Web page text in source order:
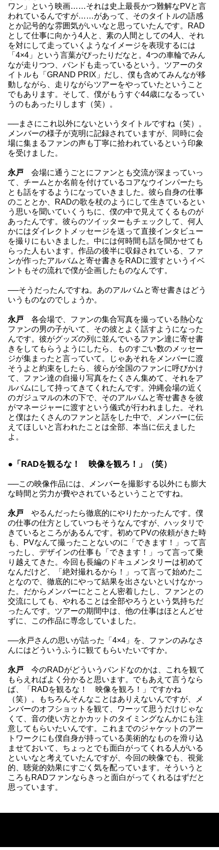
ワン」という映画……それは史上最長かつ難解なPVと言
われているんですが……があって、そのタイトルの語感
とか記号的な雰囲気がいいなと思っていたんです。RAD
として仕事に向かう4人と、素の人間としての4人、それ
を対にして走っていくようなイメージを表現するには
「4×4」という言葉がぴったりだなと。4つの車輪でみん
なが走りつつ、バンドも走っているという。ツアーのタ
イトルも「GRAND PRIX」だし、僕も含めてみんなが移
動しながら、走りながらツアーをやっていたということ
でもあります。そして、僕がもうすぐ44歳になるってい
うのもあったりします（笑）。
──まさにこれ以外にないというタイトルですね（笑）。
メンバーの様子が克明に記録されていますが、同時に会
場に集まるファンの声も丁寧に拾われているという印象
を受けました。
永戸 会場に通うごとにファンとも交流が深まっていっ
て、チームとか名前を付けているコアなウインパーたち
とも話をするようになっていきました。彼ら自身の仕事
のこととか、RADの歌を杖のようにして生きているとい
う思いを聞いていくうちに、僕の中で見えてくるものが
あったんです。彼らのツイッターもチェックして、何人
かにはダイレクトメッセージを送って直接インタビュー
を撮りにもいきました。中には何時間も話を聞かせても
らった人もいます。作品の後半に収録されている、ファ
ンが作ったアルバムと寄せ書きをRADに渡すというイベ
ントもその流れで僕が企画したものなんです。
──そうだったんですね。あのアルバムと寄せ書きはどう
いうものなのでしょうか。
永戸 各会場で、ファンの集合写真を撮っている熱心な
ファンの男の子がいて、その彼とよく話すようになった
んです。彼がグッズの列に並んでいるファン達に寄せ書
きをしてもらうようにしたら、ものすごい数のメッセー
ジが集まったと言っていて。じゃあそれをメンバーに渡
そうよと約束をしたら、彼らが全国のファンに呼びかけ
て、ファン達の自撮り写真をたくさん集めて、それをア
ルバムにして持ってきてくれたんです。沖縄会場の近く
のガジュマルの木の下で、そのアルバムと寄せ書きを彼
がマネージャーに渡すという儀式が行われました。それ
と僕はたくさんのファンと話をした中で、メンバーに伝
えてほしいと言われたことは全部、本当に伝えました
よ。
●「RADを観るな！ 映像を観ろ！」（笑）
──この映像作品には、メンバーを撮影する以外にも膨大
な時間と労力が費やされているということですね。
永戸 やるんだったら徹底的にやりたかったんです。僕
の仕事の仕方としていつもそうなんですが、ハッタリで
きているところがあるんです。初めてPVの依頼がきた時
も、PVなんて撮ったことないのに「できます！」って言
ったし、デザインの仕事も「できます！」って言って乗
り越えてきた。今回も長編のドキュメンタリーは初めて
なんだけど、「絶対撮れるから！」って言って始めたこ
となので、徹底的にやって結果を出さないといけなかっ
た。だからメンバーにとことん密着したし、ファンとの
交流にしても、やれることは全部やろうという気持ちだ
ったんです。ツアーの期間中は、他の仕事はほとんどせ
ずに、この作品に専念していました。
──永戸さんの思いが詰った「4×4」を、ファンのみなさ
んにはどういうふうに観てもらいたいですか。
永戸 今のRADがどういうバンドなのかは、これを観て
もらえればよく分かると思います。でもあえて言うなら
ば、「RADを観るな！ 映像を観ろ！」ですかね
（笑）。もちろんそんなことはありえないんですが、メ
ンバーのオフショットを観て、ワーッて思うだけじゃな
くて、音の使い方とかカットのタイミングなんかにも注
意してもらいたいんです。これまでのジャケットのアー
トワークにも僕自身が持っている美術的なものを滑り込
ませておいて、ちょっとでも面白がってくれる人がいる
といいなと考えていたんですが、今回の映像でも、視覚
的、聴覚的効果にすごく気を配っています。そういうと
ころもRADファンならきっと面白がってくれるはずだと
思っています。